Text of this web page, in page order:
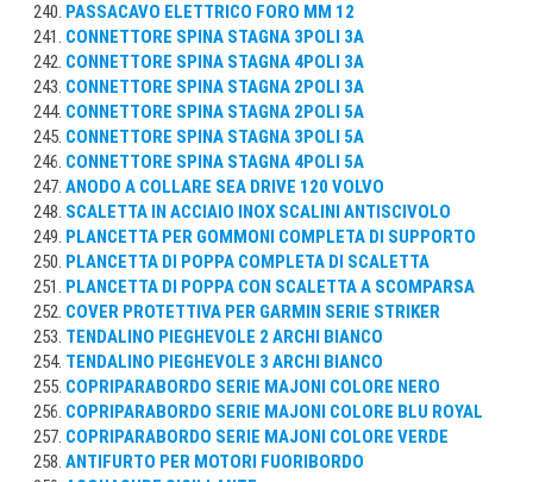
PASSACAVO ELETTRICO FORO MM 12
CONNETTORE SPINA STAGNA 3POLI 3A
CONNETTORE SPINA STAGNA 4POLI 3A
CONNETTORE SPINA STAGNA 2POLI 3A
CONNETTORE SPINA STAGNA 2POLI 5A
CONNETTORE SPINA STAGNA 3POLI 5A
CONNETTORE SPINA STAGNA 4POLI 5A
ANODO A COLLARE SEA DRIVE 120 VOLVO
SCALETTA IN ACCIAIO INOX SCALINI ANTISCIVOLO
PLANCETTA PER GOMMONI COMPLETA DI SUPPORTO
PLANCETTA DI POPPA COMPLETA DI SCALETTA
PLANCETTA DI POPPA CON SCALETTA A SCOMPARSA
COVER PROTETTIVA PER GARMIN SERIE STRIKER
TENDALINO PIEGHEVOLE 2 ARCHI BIANCO
TENDALINO PIEGHEVOLE 3 ARCHI BIANCO
COPRIPARABORDO SERIE MAJONI COLORE NERO
COPRIPARABORDO SERIE MAJONI COLORE BLU ROYAL
COPRIPARABORDO SERIE MAJONI COLORE VERDE
ANTIFURTO PER MOTORI FUORIBORDO